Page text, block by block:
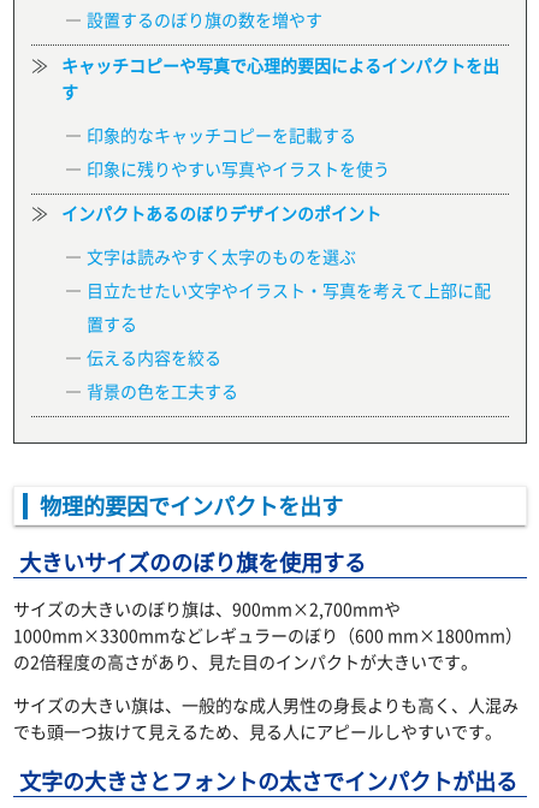
設置するのぼり旗の数を増やす
キャッチコピーや写真で心理的要因によるインパクトを出
す
印象的なキャッチコピーを記載する
印象に残りやすい写真やイラストを使う
インパクトあるのぼりデザインのポイント
文字は読みやすく太字のものを選ぶ
目立たせたい文字やイラスト・写真を考えて上部に配
置する
伝える内容を絞る
背景の色を工夫する
物理的要因でインパクトを出す
大きいサイズののぼり旗を使用する
サイズの大きいのぼり旗は、900mm×2,700mmや
1000mm×3300mmなどレギュラーのぼり（600 mm×1800mm）
の2倍程度の高さがあり、見た目のインパクトが大きいです。
サイズの大きい旗は、一般的な成人男性の身長よりも高く、人混み
でも頭一つ抜けて見えるため、見る人にアピールしやすいです。
文字の大きさとフォントの太さでインパクトが出る